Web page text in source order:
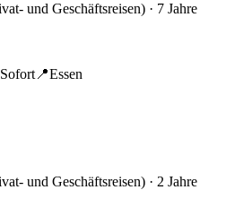
und Geschäftsreisen) · 7 Jahre
Sofort 📍Essen
und Geschäftsreisen) · 2 Jahre